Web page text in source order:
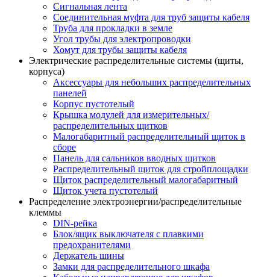
Сигнальная лента
Соединительная муфта для труб защиты кабеля
Труба для прокладки в земле
Угол трубы для электропроводки
Хомут для трубы защиты кабеля
Электрические распределительные системы (щиты,
корпуса)
Аксессуары для небольших распределительных
панелей
Корпус пустотелый
Крышка модулей для измерительных/
распределительных щитков
Малогабаритный распределительный щиток в
сборе
Панель для сальников вводных щитков
Распределительный щиток для стройплощадки
Щиток распределительный малогабаритный
Щиток учета пустотелый
Распределение электроэнергии/распределительные
клеммы
DIN-рейка
Блок/ящик выключателя с плавкими
предохранителями
Держатель шины
Замки для распределительного шкафа